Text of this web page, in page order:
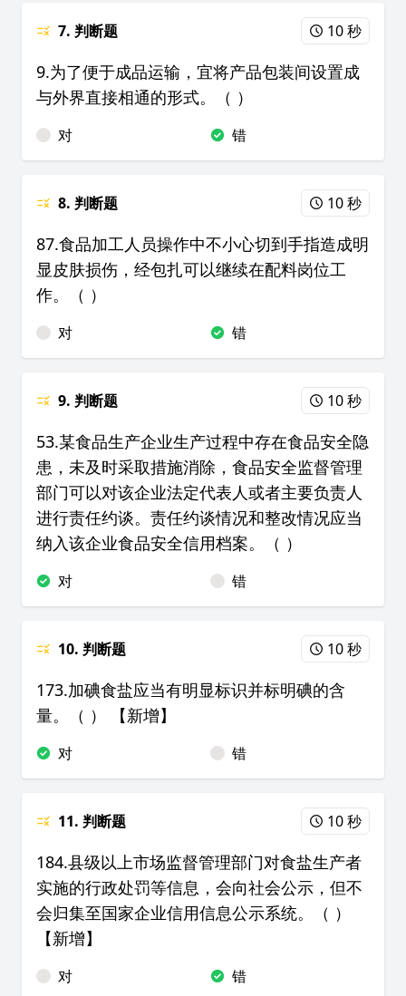
7. 判断题 10 秒
9.为了便于成品运输，宜将产品包装间设置成
与外界直接相通的形式。（ ）
对 错
8. 判断题 10 秒
87.食品加工人员操作中不小心切到手指造成明
显皮肤损伤，经包扎可以继续在配料岗位工
作。（ ）
对 错
9. 判断题 10 秒
53.某食品生产企业生产过程中存在食品安全隐
患，未及时采取措施消除，食品安全监督管理
部门可以对该企业法定代表人或者主要负责人
进行责任约谈。责任约谈情况和整改情况应当
纳入该企业食品安全信用档案。（ ）
对 错
10. 判断题 10 秒
173.加碘食盐应当有明显标识并标明碘的含
量。（ ） 【新增】
对 错
11. 判断题 10 秒
184.县级以上市场监督管理部门对食盐生产者
实施的行政处罚等信息，会向社会公示，但不
会归集至国家企业信用信息公示系统。（ ）
【新增】
对 错